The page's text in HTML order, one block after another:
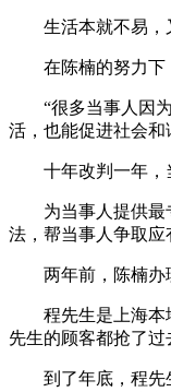
生活本就不易，又
在陈楠的努力下，
“很多当事人因为
活，也能促进社会和
十年改判一年，
为当事人提供最专
法，帮当事人争取应
两年前，陈楠办理
程先生是上海本地
先生的顾客都抢了过
到了年底，程先生